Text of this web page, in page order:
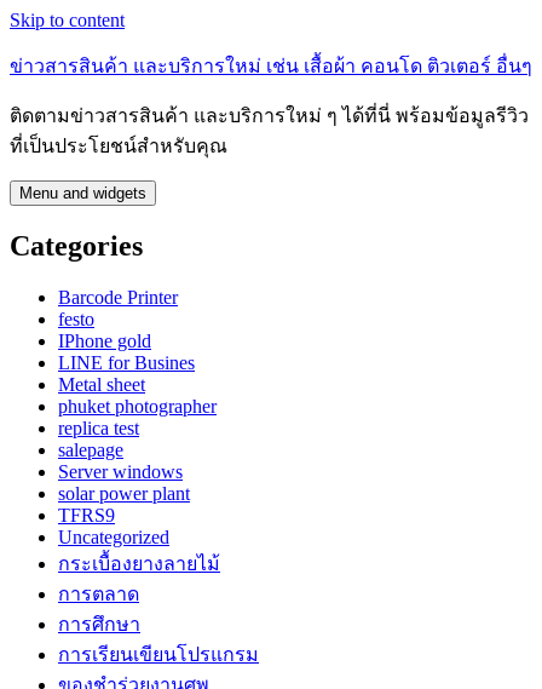
Skip to content
ข่าวสารสินค้า และบริการใหม่ เช่น เสื้อผ้า คอนโด ติวเตอร์ อื่นๆ
ติดตามข่าวสารสินค้า และบริการใหม่ ๆ ได้ที่นี่ พร้อมข้อมูลรีวิว
ที่เป็นประโยชน์สำหรับคุณ
Menu and widgets
Categories
Barcode Printer
festo
IPhone gold
LINE for Busines
Metal sheet
phuket photographer
replica test
salepage
Server windows
solar power plant
TFRS9
Uncategorized
กระเบื้องยางลายไม้
การตลาด
การศึกษา
การเรียนเขียนโปรแกรม
ของชำร่วยงานศพ